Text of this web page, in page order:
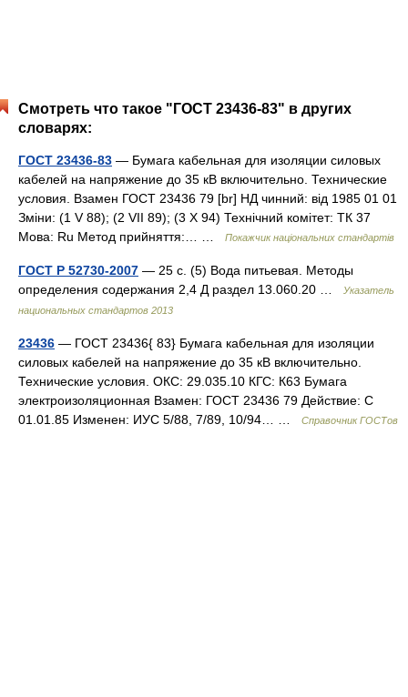
Смотреть что такое "ГОСТ 23436-83" в других
словарях:
ГОСТ 23436-83 — Бумага кабельная для изоляции силовых
кабелей на напряжение до 35 кВ включительно. Технические
условия. Взамен ГОСТ 23436 79 [br] НД чинний: від 1985 01 01
Зміни: (1 V 88); (2 VII 89); (3 X 94) Технічний комітет: ТК 37
Мова: Ru Метод прийняття:… …
Покажчик національних стандартів
ГОСТ Р 52730-2007 — 25 с. (5) Вода питьевая. Методы
определения содержания 2,4 Д раздел 13.060.20 …
Указатель
национальных стандартов 2013
23436 — ГОСТ 23436{ 83} Бумага кабельная для изоляции
силовых кабелей на напряжение до 35 кВ включительно.
Технические условия. ОКС: 29.035.10 КГС: К63 Бумага
электроизоляционная Взамен: ГОСТ 23436 79 Действие: С
01.01.85 Изменен: ИУС 5/88, 7/89, 10/94… …
Справочник ГОСТов